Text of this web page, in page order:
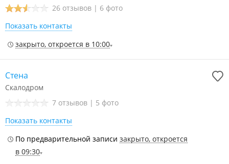
26 отзывов | 6 фото
Показать контакты
закрыто, откроется в 10:00
Стена
Скалодром
7 отзывов | 5 фото
Показать контакты
По предварительной записи закрыто, откроется
в 09:30